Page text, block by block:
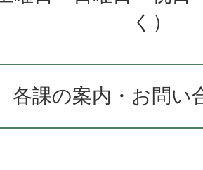
く）
各課の案内・お問い